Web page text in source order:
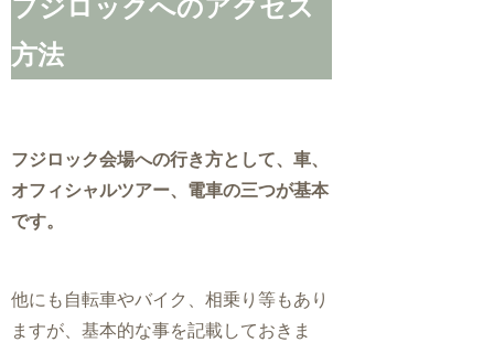
フジロックへのアクセス
方法
フジロック会場への行き方として、車、
オフィシャルツアー、電車の三つが基本
です。
他にも自転車やバイク、相乗り等もあり
ますが、基本的な事を記載しておきま